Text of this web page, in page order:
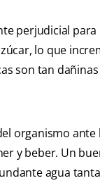
perjudicial
lo que
son tan
organismo
y beber. Un
agua